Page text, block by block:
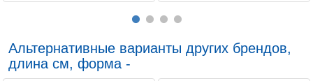
Альтернативные варианты других брендов,
длина см, форма -